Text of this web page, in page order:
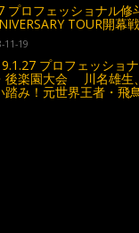
プロフェッショナル修
TOUR開幕
11-19
プロフェッショ
後楽園大会 川名雄生
踏み！元世界王者・飛